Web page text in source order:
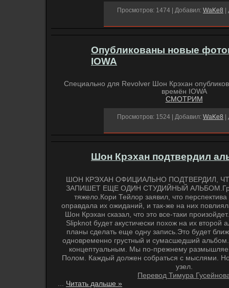
Просмотров: 1474 | Добавил: WaKe8 |
Опубликованы новые
IOWA
Специально для Revolver Шон Крэхан
времён IOWA
СМОТРИМ
Просмотров: 1524 | Добавил: WaKe8 |
Шон Крэхан подтвердил
ШОН КРЭХАН ОФИЦИАЛЬНО ПОДТВЕРДИЛ,
ЗАПИШЕТ ЕЩЕ ОДИН СТУДИЙНЫЙ
тяжело.Кори Тейлор заявил, что
оправдала их ожиданий, и так-же на них
Шон Крэхан сказал, что это все-таки
Slipknot будет акустически похож на их второй
планы сделать еще одну запись.Это будет
одновременно грустный и сумасшедший
концептуальным. Мы по-прежнему
Полом. Каждый должен собраться с мыслями.
узел.
Перевод Тимура
Читать дальше »